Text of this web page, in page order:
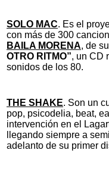
SOLO MAC. Es el
con más de 300
BAILA MORENA, de
OTRO RITMO”, un CD
sonidos de los 80.
THE SHAKE. Son un
pop, psicodelia, beat,
intervención en el
llegando siempre a
adelanto de su primer